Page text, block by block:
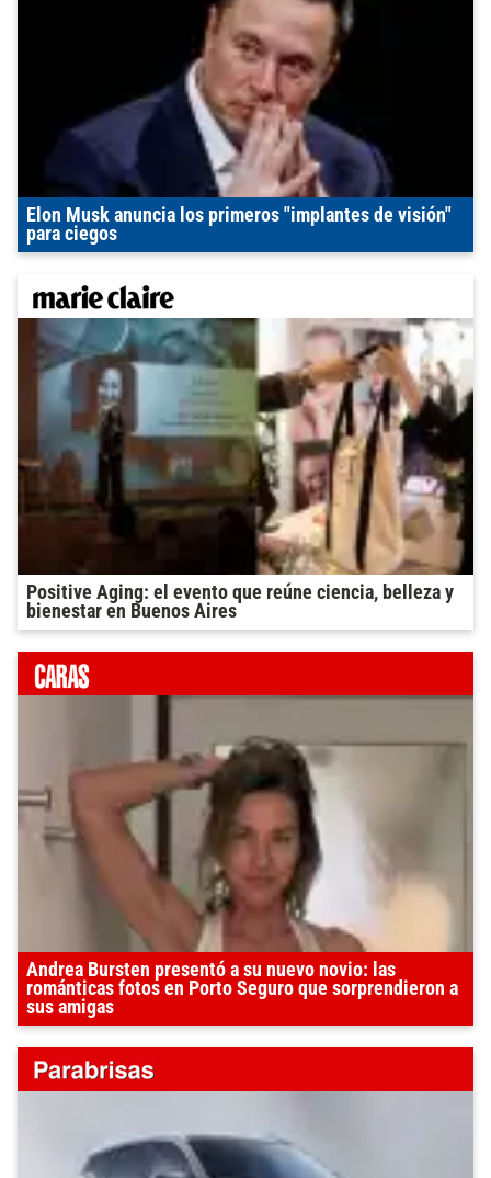
Elon Musk anuncia los primeros "implantes de visión"
para ciegos
Positive Aging: el evento que reúne ciencia, belleza y
bienestar en Buenos Aires
Andrea Bursten presentó a su nuevo novio: las
románticas fotos en Porto Seguro que sorprendieron a
sus amigas